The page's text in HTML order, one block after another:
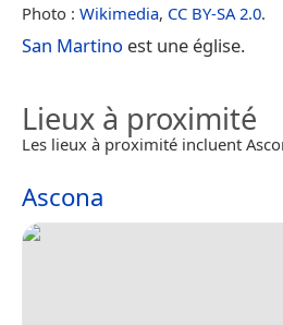
Photo : Wikimedia, CC BY-SA 2.0.
San Martino est une église.
Lieux à proximité
Les lieux à proximité incluent
Ascona